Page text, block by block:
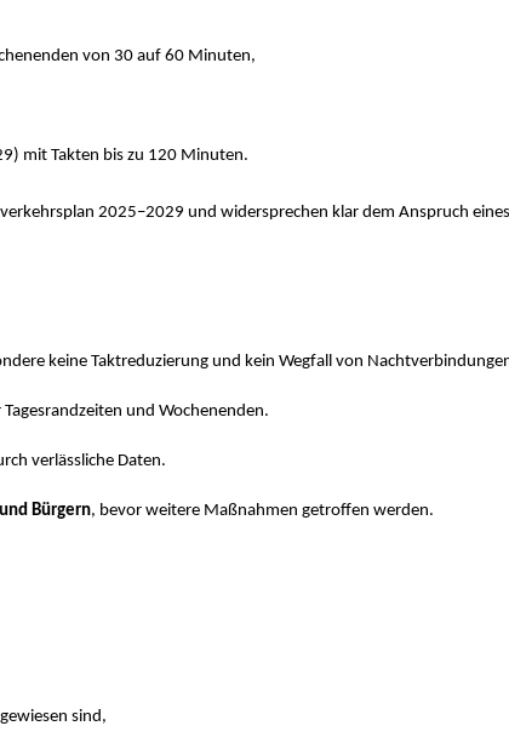
von 30 auf 60 Minuten,
mit Takten bis zu 120 Minuten.
2025–2029 und widersprechen klar dem Anspruch
keine Taktreduzierung und kein Wegfall von
und Wochenenden.
verlässliche Daten.
Bürgern, bevor weitere Maßnahmen getroffen werden.
sind,